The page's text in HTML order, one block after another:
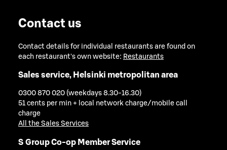
Contact us
Contact details for individual restaurants are found on
each restaurant's own website: Restaurants
Sales service, Helsinki metropolitan area
0300 870 020 (weekdays 8.30-16.30)
51 cents per min + local network charge/mobile call
charge
All the Sales Services
S Group Co-op Member Service